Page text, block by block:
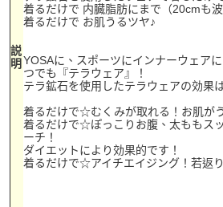
説
明
着るだけで 内臓脂肪にまで（20cmも
着るだけで お肌うるツヤ♪
YOSAに、スポーツにインナーウェア
つでも『テラウェア』！
テラ鉱石を使用したテラウェアの効果
着るだけで☆むくみが取れる！お肌が
着るだけで☆ぽっこりお腹、太ももス
ーチ！
ダイエットにより効果的です！
着るだけで☆アイチエイジング！若返